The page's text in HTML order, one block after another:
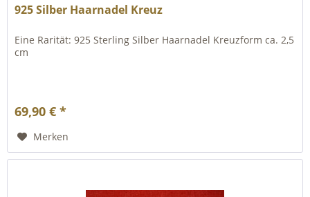
925 Silber Haarnadel Kreuz
Eine Rarität: 925 Sterling Silber Haarnadel Kreuzform ca. 2,5
cm
69,90 € *
Merken